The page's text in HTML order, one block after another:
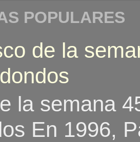
POPULARES
de la
la semana
En 1996,